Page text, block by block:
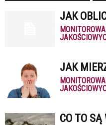
JAK
JAK
CO TO